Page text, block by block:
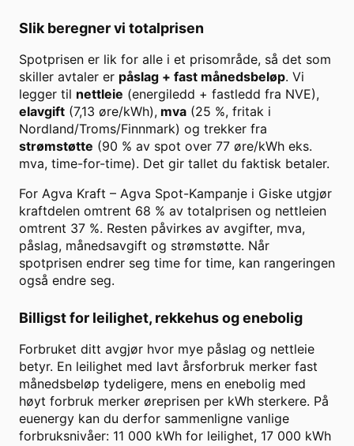
Slik beregner vi totalprisen
Spotprisen er lik for alle i et prisområde, så det som
skiller avtaler er påslag + fast månedsbeløp. Vi
legger til nettleie (energiledd + fastledd fra NVE),
elavgift (7,13 øre/kWh), mva (25 %, fritak i
Nordland/Troms/Finnmark) og trekker fra
strømstøtte (90 % av spot over 77 øre/kWh eks.
mva, time-for-time). Det gir tallet du faktisk betaler.
For Agva Kraft – Agva Spot-Kampanje i Giske utgjør
kraftdelen omtrent 68 % av totalprisen og nettleien
omtrent 37 %. Resten påvirkes av avgifter, mva,
påslag, månedsavgift og strømstøtte. Når
spotprisen endrer seg time for time, kan rangeringen
også endre seg.
Billigst for leilighet, rekkehus og enebolig
Forbruket ditt avgjør hvor mye påslag og nettleie
betyr. En leilighet med lavt årsforbruk merker fast
månedsbeløp tydeligere, mens en enebolig med
høyt forbruk merker øreprisen per kWh sterkere. På
euenergy kan du derfor sammenligne vanlige
forbruksnivåer: 11 000 kWh for leilighet, 17 000 kWh